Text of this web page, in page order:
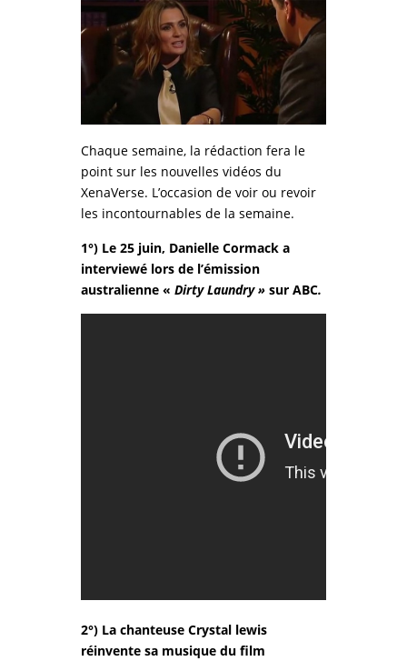
Chaque semaine, la rédaction fera le
point sur les nouvelles vidéos du
XenaVerse. L’occasion de voir ou revoir
les incontournables de la semaine.
1°) Le 25 juin, Danielle Cormack a
interviewé lors de l’émission
australienne « Dirty Laundry » sur ABC.
2°) La chanteuse Crystal lewis
réinvente sa musique du film